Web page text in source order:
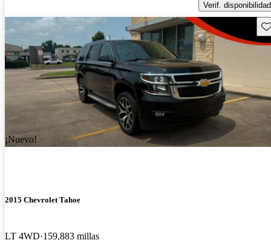
Verif. disponibilidad
¡Nuevo!
2015 Chevrolet Tahoe
LT 4WD 159,883 millas